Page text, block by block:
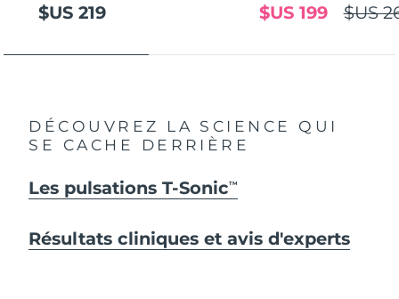
$US 219 $US
$US 199
DÉCOUVREZ LA SCIENCE QUI
SE CACHE DERRIÈRE
Les pulsations T-SonicTM
Résultats cliniques et avis d'experts